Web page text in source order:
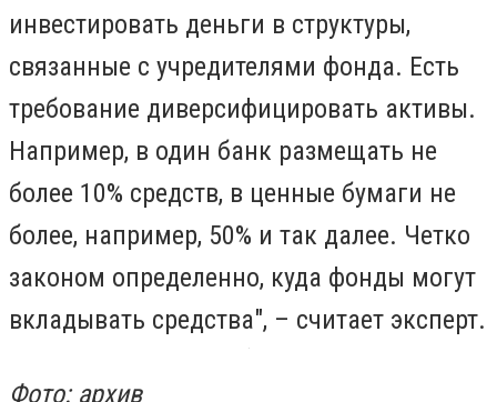
инвестировать деньги в структуры,
связанные с учредителями фонда. Есть
требование диверсифицировать активы.
Например, в один банк размещать не
более 10% средств, в ценные бумаги не
более, например, 50% и так далее. Четко
законом определенно, куда фонды могут
вкладывать средства", – считает эксперт.
Фото: архив